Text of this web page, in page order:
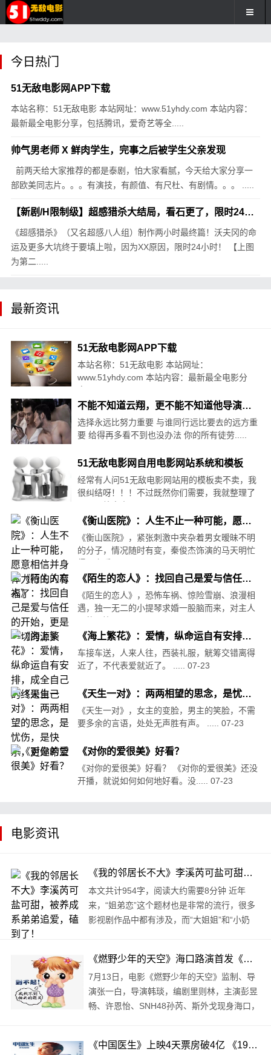
今日热门
51无敌电影网APP下载
本站名称：51无敌电影 本站网址：www.51yhdy.com 本站内容：
最新最全电影分享，包括腾讯，爱奇艺等全.....
帅气男老师 X 鲜肉学生，完事之后被学生父亲发现
前两天给大家推荐的都是泰剧，怕大家看腻，今天给大家分享一
部欧美同志片。。。有演技，有颜值、有尺杜、有剧情。。。 .....
【新剧/H限制级】超感猎杀大结局，看石更了，限时24小时，9.2分高评
《超感猎杀》（又名超感八人组）制作两小时最终篇！沃夫冈的命
运及更多大坑终于要填上啦，因为XX原因，限时24小时！ 【上图
为第二.....
最新资讯
51无敌电影网APP下载
本站名称：51无敌电影 本站网址：
www.51yhdy.com 本站内容：最新最全电影分
不能不知道云翔，更不能不知道他导演的12部电影
选择永远比努力重要 与谁同行远比要去的远方重
要 给得再多看不到也没办法 你的所有徒劳.....
51无敌电影网自用电影网站系统和模板
经常有人问51无敌电影网站用的模板卖不卖，我
很纠结呀！！！不过既然你们需要，我就整理了
《衡山医院》：人生不止一种可能，愿意相信并身体力行的人有福了
《衡山医院》，紧张刺激中夹杂着男女暧昧不明
的分子，情况随时有变，秦俊杰饰演的马天明忙
《陌生的恋人》：找回自己是爱与信任的开始，更是一切的源头
《陌生的恋人》，恐怖车祸、惊险雪崩、浪漫相
遇，独一无二的小提琴求婚一股脑而来，对主人
《海上繁花》：爱情，纵命运自有安排，成全自己的终是自己
车接车送，人来人往，西装礼服，觥筹交错离得
近了，不代表爱就近了。 ..... 07-23
《天生一对》：两两相望的思念，是忧伤，是快乐，更是希望
《天生一对》，女主的变脸，男主的笑脸，不需
要多余的言语，处处无声胜有声。 ..... 07-23
《对你的爱很美》好看？
《对你的爱很美》好看？ 《对你的爱很美》还没
开播，就说如何如何地好看。没..... 07-23
电影资讯
《我的邻居长不大》李溪芮可盐可甜，被养成系弟弟追爱，磕到了！
本文共计954字，阅读大约需要8分钟 近年
来，“姐弟恋”这个题材也是非常的流行，很多
影视剧作品中都有涉及，而“大姐姐”和“小奶
《燃野少年的天空》海口路演首发《致未来的我》MV 回忆拉满燃野少年重聚椰城
7月13日，电影《燃野少年的天空》监制、导
演张一白，导演韩琰，编剧里则林，主演彭昱
畅、许恩怡、SNH48孙芮、斯外戈现身海口，
影现场气氛热烈，许多观众笑中带泪，这.. 《中国医生》上映4天票房破4亿 《1921》单日票房首次失守千万线